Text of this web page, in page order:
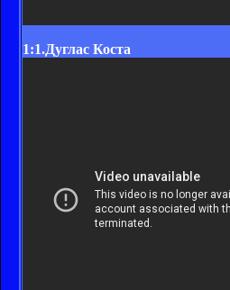
1:1.Дуглас Коста